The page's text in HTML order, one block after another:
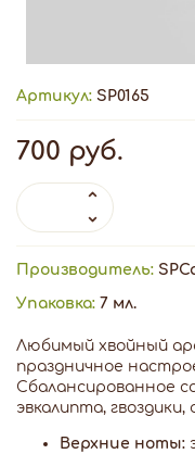
Артикул: SP0165
700 руб.
Производитель:
Упаковка: 7 мл.
Любимый хвойный
праздничное
Сбалансированное
эвкалипта,
Верхние ноты: